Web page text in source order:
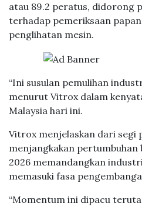
atau 89.2 peratus, didorong
terhadap pemeriksaan
penglihatan mesin.
“Ini susulan pemulihan
menurut Vitrox dalam
Malaysia hari ini.
Vitrox menjelaskan dari segi
menjangkakan
2026 memandangkan
memasuki fasa
“Momentum ini dipacu